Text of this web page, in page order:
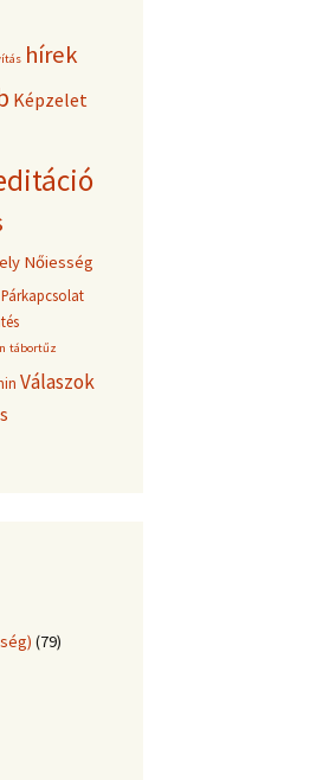
hírek
Képzelet
Nőiesség
Párkapcsolat
tábortűz
Válaszok
(79)